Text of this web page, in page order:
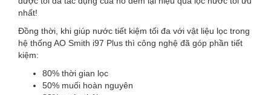
nhất!
Đồng thời, khi giúp nước tiết kiệm tối đa với vật liệu lọc trong
hệ thống AO Smith i97 Plus thì công nghệ đã góp phần tiết
kiệm:
80% thời gian lọc
50% muối hoàn nguyên